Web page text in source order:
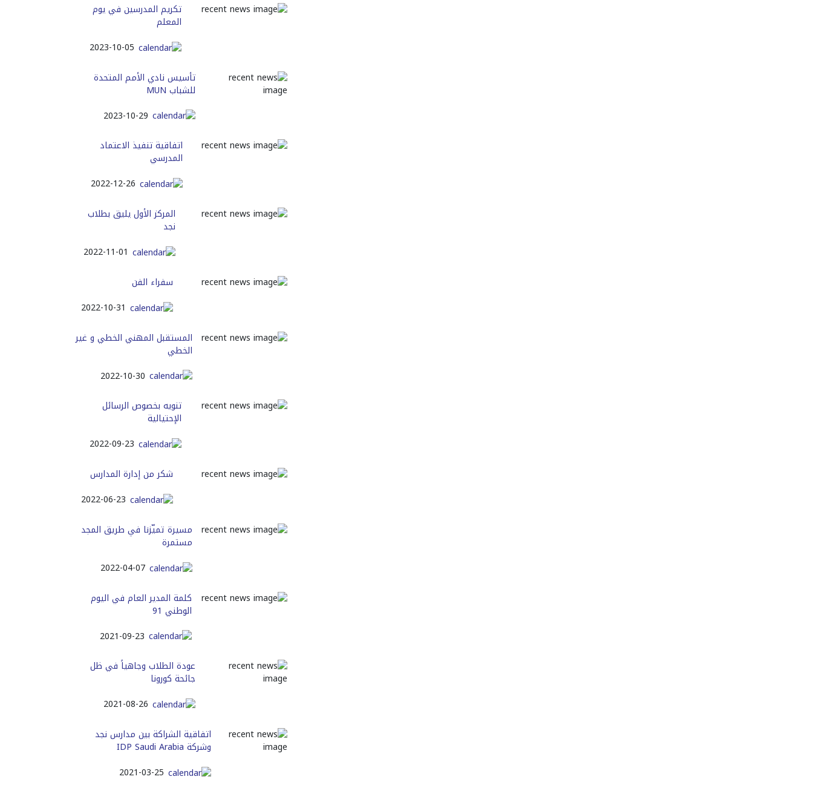
تكريم المدرسين في يوم
المعلم
2023-10-05
تأسيس نادي الأمم المتحدة
للشباب MUN
2023-10-29
اتفاقية تنفيذ الاعتماد
المدرسي
2022-12-26
المركز الأول يليق بطلاب
نجد
2022-11-01
سفراء الفن
2022-10-31
المستقبل المهني الخطي و غير
الخطي
2022-10-30
تنويه بخصوص الرسائل
الإحتيالية
2022-09-23
شكر من إدارة المدارس
2022-06-23
ﻣﺴﻴﺮﺓ ﺗﻤﻴّﺰﻧﺎ ﻓﻲ ﻃﺮﻳﻖ ﺍﻟﻤﺠﺪ
ﻣﺴﺘﻤﺮﺓ
2022-04-07
كلمة المدير العام في اليوم
الوطني 91
2021-09-23
عودة الطلاب وجاهياً في ظل
جائحة كورونا
2021-08-26
اتفاقية الشراكة بين مدارس نجد
وشركة IDP Saudi Arabia
2021-03-25